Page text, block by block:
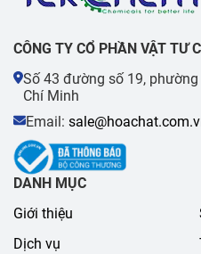
CÔNG TY CỔ PHẦN VẬT TƯ
Số 43 đường số 19,
Chí Minh
Email:
DANH MỤC
Giới thiệu
Dịch vụ